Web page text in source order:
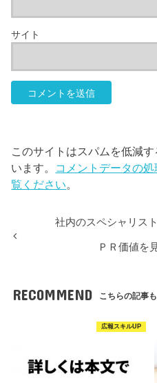
サイト
このサイトはスパムを低減
います。 コメントデータの
覧ください
社内のスペシャリス
ＰＲ価値を
RECOMMEND こちらの記事も
広報スキルUP